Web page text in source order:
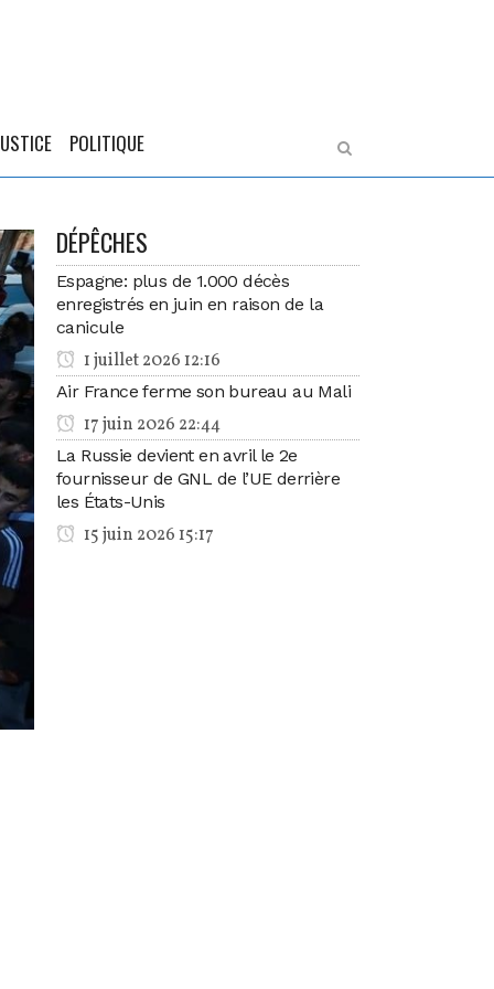
POLITIQUE
DÉPÊCHES
Espagne: plus de 1.000 décès
enregistrés en juin en raison de la
canicule
1 juillet 2026 12:16
Air France ferme son bureau au Mali
17 juin 2026 22:44
La Russie devient en avril le 2e
fournisseur de GNL de l’UE derrière
les États-Unis
15 juin 2026 15:17